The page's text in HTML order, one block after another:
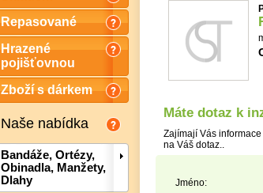
Repasované
Hrazené
pojišťovnou
Zboží s dárkem
Naše nabídka
Bandáže, Ortézy,
Obinadla, Manžety,
Dlahy
Máte dotaz k
Zajímají Vás
na Váš dotaz..
Jméno: